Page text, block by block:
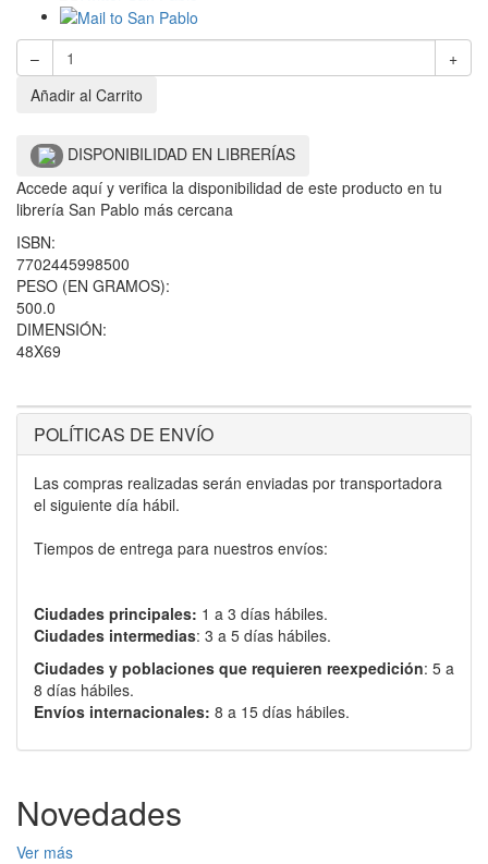
–
+
Añadir al Carrito
DISPONIBILIDAD EN LIBRERÍAS
Accede aquí y verifica la disponibilidad de este producto en tu
librería San Pablo más cercana
ISBN:
7702445998500
PESO (EN GRAMOS):
500.0
DIMENSIÓN:
48X69
POLÍTICAS DE ENVÍO
Las compras realizadas serán enviadas por transportadora
el siguiente día hábil.
Tiempos de entrega para nuestros envíos:
Ciudades principales: 1 a 3 días hábiles.
Ciudades intermedias: 3 a 5 días hábiles.
Ciudades y poblaciones que requieren reexpedición: 5 a
8 días hábiles.
Envíos internacionales: 8 a 15 días hábiles.
Novedades
Ver más